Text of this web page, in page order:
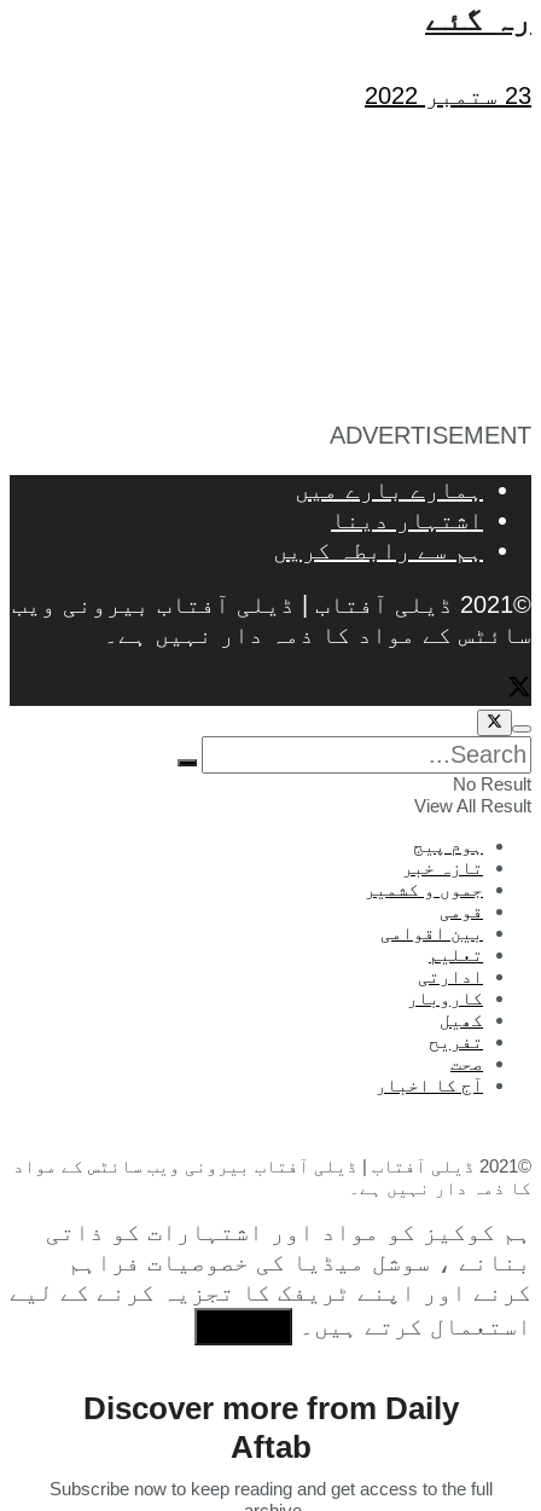
رہ گئے
23 ستمبر 2022
ADVERTISEMENT
ہمارے بارے میں
اشتہار دینا
ہم سے رابطہ کریں
©2021 ڈیلی آفتاب | ڈیلی آفتاب بیرونی ویب
سائٹس کے مواد کا ذمہ دار نہیں ہے۔
No Result
View All Result
ہوم پیج
تازہ خبر
جموں و کشمیر
قومی
بین اقوامی
تعلیم
ادارتی
کاروبار
کھیل
تفریح
صحت
آج کا اخبار
©2021 ڈیلی آفتاب | ڈیلی آفتاب بیرونی ویب سائٹس کے مواد
کا ذمہ دار نہیں ہے۔
ہم کوکیز کو مواد اور اشتہارات کو ذاتی
بنانے ، سوشل میڈیا کی خصوصیات فراہم
کرنے اور اپنے ٹریفک کا تجزیہ کرنے کے لیے
استعمال کرتے ہیں۔
Discover more from Daily
Aftab
Subscribe now to keep reading and get access to the full